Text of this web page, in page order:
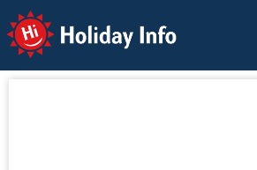
Holiday Info